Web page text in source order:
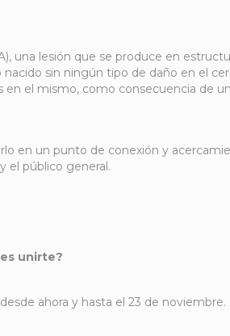
una lesión que se produce en
sin ningún tipo de daño en el
el mismo, como consecuencia de
en un punto de conexión y
el público general.
unirte?
ahora y hasta el 23 de noviembre.